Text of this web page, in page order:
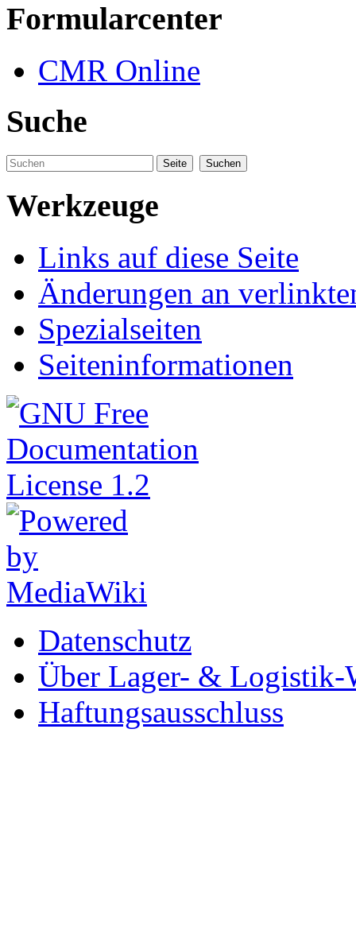
Formularcenter
CMR Online
Suche
Werkzeuge
Links auf diese Seite
Änderungen an
Spezialseiten
Seiten­informationen
Datenschutz
Über Lager- &
Haftungsausschluss